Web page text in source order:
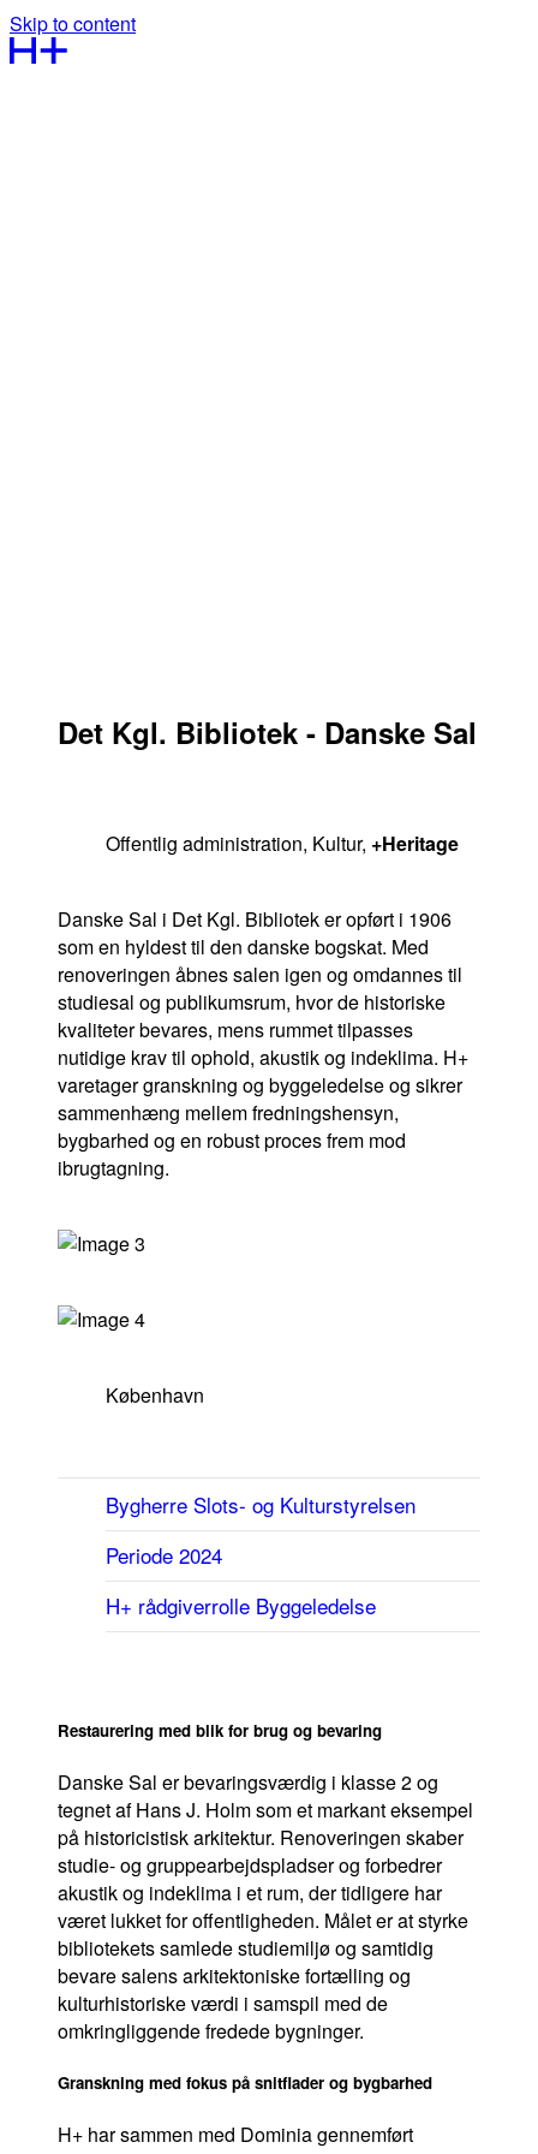
Skip to content
Det Kgl. Bibliotek - Danske Sal
Offentlig administration, Kultur, +Heritage
Danske Sal i Det Kgl. Bibliotek er opført i 1906
som en hyldest til den danske bogskat. Med
renoveringen åbnes salen igen og omdannes til
studiesal og publikumsrum, hvor de historiske
kvaliteter bevares, mens rummet tilpasses
nutidige krav til ophold, akustik og indeklima. H+
varetager granskning og byggeledelse og sikrer
sammenhæng mellem fredningshensyn,
bygbarhed og en robust proces frem mod
ibrugtagning.
København
Bygherre Slots- og Kulturstyrelsen
Periode 2024
H+ rådgiverrolle Byggeledelse
Restaurering med blik for brug og bevaring
Danske Sal er bevaringsværdig i klasse 2 og
tegnet af Hans J. Holm som et markant eksempel
på historicistisk arkitektur. Renoveringen skaber
studie- og gruppearbejdspladser og forbedrer
akustik og indeklima i et rum, der tidligere har
været lukket for offentligheden. Målet er at styrke
bibliotekets samlede studiemiljø og samtidig
bevare salens arkitektoniske fortælling og
kulturhistoriske værdi i samspil med de
omkringliggende fredede bygninger.
Granskning med fokus på snitflader og bygbarhed
H+ har sammen med Dominia gennemført
Om os
Referencer
Karriere